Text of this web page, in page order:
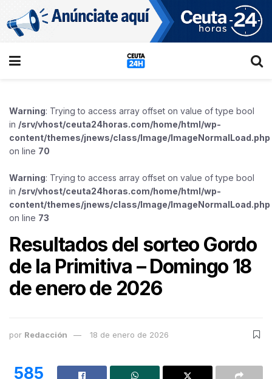
Warning: Trying to access array offset on value of type bool
in /srv/vhost/ceuta24horas.com/home/html/wp-
content/themes/jnews/class/Image/ImageNormalLoad.php
on line 70
Warning: Trying to access array offset on value of type bool
in /srv/vhost/ceuta24horas.com/home/html/wp-
content/themes/jnews/class/Image/ImageNormalLoad.php
on line 73
Resultados del sorteo Gordo
de la Primitiva – Domingo 18
de enero de 2026
por Redacción 18 de enero de 2026
585